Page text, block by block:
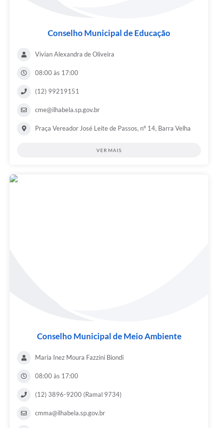
Conselho Municipal de Educação
Vivian Alexandra de Oliveira
08:00 às 17:00
(12) 99219151
cme@ilhabela.sp.gov.br
Praça Vereador José Leite de Passos, nº 14, Barra Velha
VER MAIS
Conselho Municipal de Meio Ambiente
Maria Inez Moura Fazzini Biondi
08:00 às 17:00
(12) 3896-9200 (Ramal 9734)
cmma@ilhabela.sp.gov.br